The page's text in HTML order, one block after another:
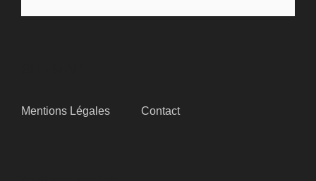
Mentions Légales Contact